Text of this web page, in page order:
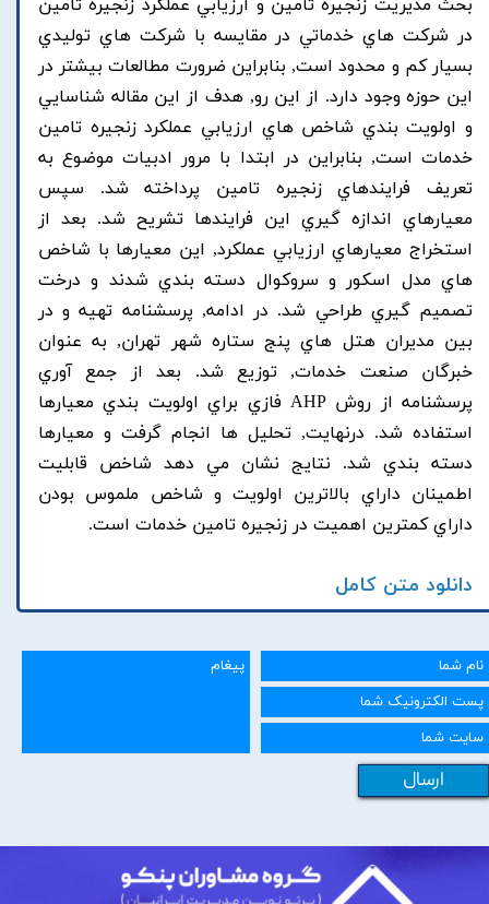
بحث مديريت زنجيره تامين و ارزيابي عملکرد زنجيره تامين
در شرکت هاي خدماتي در مقايسه با شرکت هاي توليدي
بسيار کم و محدود است, بنابراين ضرورت مطالعات بيشتر در
اين حوزه وجود دارد. از اين رو, هدف از اين مقاله شناسايي
و اولويت بندي شاخص هاي ارزيابي عملکرد زنجيره تامين
خدمات است, بنابراين در ابتدا با مرور ادبيات موضوع به
تعريف فرايندهاي زنجيره تامين پرداخته شد. سپس
معيارهاي اندازه گيري اين فرايندها تشريح شد. بعد از
استخراج معيارهاي ارزيابي عملکرد, اين معيارها با شاخص
هاي مدل اسکور و سروکوال دسته بندي شدند و درخت
تصميم گيري طراحي شد. در ادامه, پرسشنامه تهيه و در
بين مديران هتل هاي پنج ستاره شهر تهران, به عنوان
خبرگان صنعت خدمات, توزيع شد. بعد از جمع آوري
پرسشنامه از روش AHP فازي براي اولويت بندي معيارها
استفاده شد. درنهايت, تحليل ها انجام گرفت و معيارها
دسته بندي شد. نتايج نشان مي دهد شاخص قابليت
اطمينان داراي بالاترين اولويت و شاخص ملموس بودن
داراي کمترين اهميت در زنجيره تامين خدمات است.
دانلود متن کامل
ارسال